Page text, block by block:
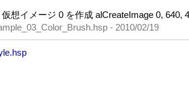
想イメージ 0 を作成 alCreateImage 0, 640,
- 2010/02/19